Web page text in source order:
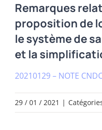
Remarques
proposition de
le système de
et la
20210129 – NOTE
29 / 01 / 2021 |